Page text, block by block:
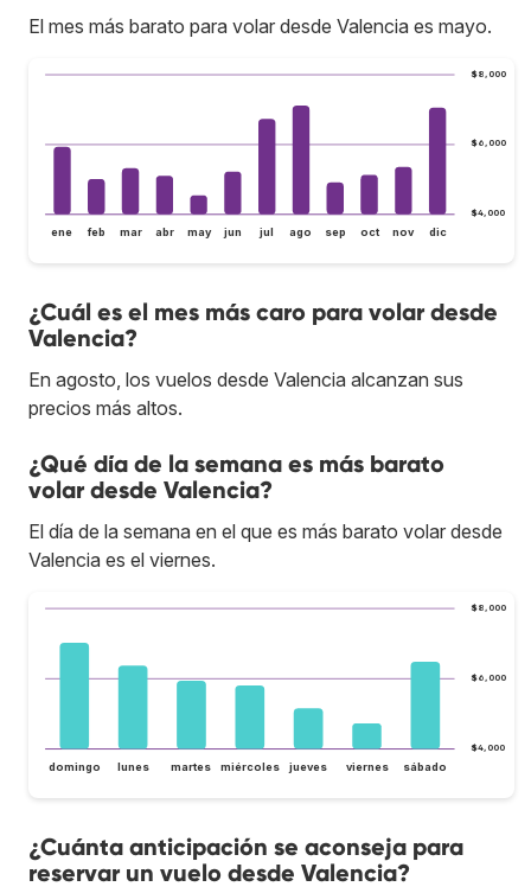
El mes más barato para volar desde Valencia es mayo.
$4,000
$6,000
$8,000
ene feb mar abr may jun jul ago sep oct nov dic
¿Cuál es el mes más caro para volar desde
Valencia?
En agosto, los vuelos desde Valencia alcanzan sus
precios más altos.
¿Qué día de la semana es más barato
volar desde Valencia?
El día de la semana en el que es más barato volar desde
Valencia es el viernes.
$4,000
$6,000
$8,000
domingo lunes martes miércoles jueves viernes sábado
¿Cuánta anticipación se aconseja para
reservar un vuelo desde Valencia?